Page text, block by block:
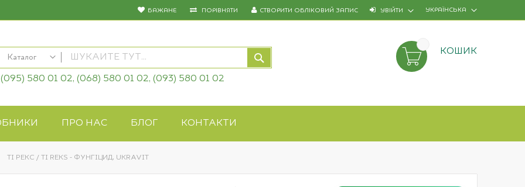
УКРАЇНСЬКА
БАЖАНЕ ПОРІВНЯТИ УВІЙТИ
СТВОРИТИ ОБЛІКОВИЙ ЗАПИС
Каталог
КАТАЛОГ
(095) 580 01 02, (068) 580 01 02, (093) 580 01 02
КОШИК
ПРО НАС БЛОГ КОНТАКТИ
ТІ РЕКС / TI REKS - ФУНГІЦИД, UKRAVIT